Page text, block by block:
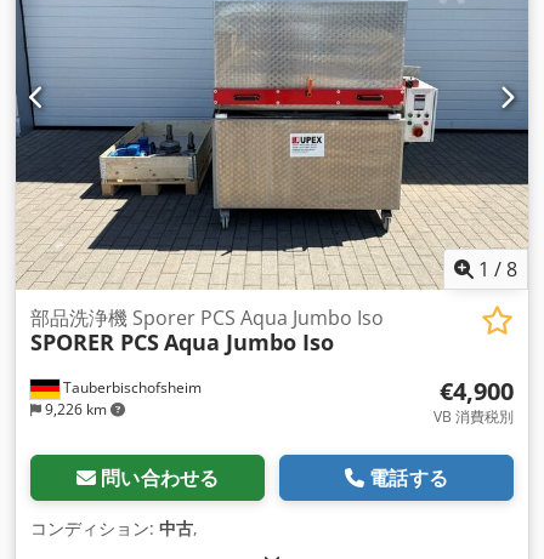
1 /8
Tauberbischofsheim
9,226 km
部品洗浄機 Sporer PCS Aqua Jumbo Iso
SPORER PCSAqua Jumbo Iso
€4,900
VB 消費税別
問い合わせる 電話する
コンディション: 中古,